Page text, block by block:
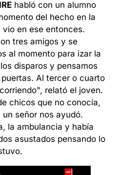
habló con un alumno
del hecho en la
en ese entonces.
tres amigos y se
al momento para izar la
disparos y pensamos
Al tercer o cuarto
relató el joven.
chicos que no conocía,
señor nos ayudó.
la ambulancia y había
asustados pensando lo